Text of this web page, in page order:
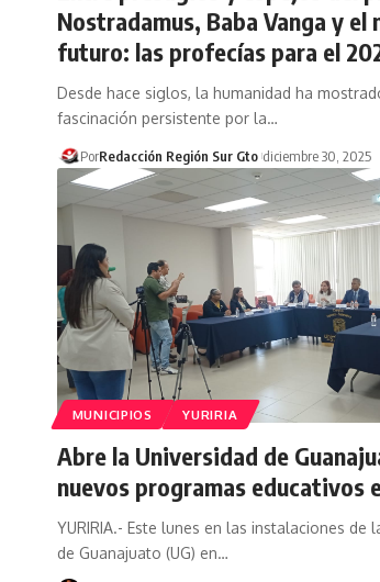
Nostradamus, Baba Vanga y el
futuro: las profecías para el
Desde hace siglos, la humanidad ha
fascinación persistente por la…
PorRedacción Región Sur Gto diciembre 30, 2025
MUNICIPIOS YURIRIA
Abre la Universidad de
nuevos programas educativos
YURIRIA.- Este lunes en las instalaciones de
de Guanajuato (UG) en…